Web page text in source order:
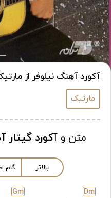
آکورد آهنگ نیلوفر از
مارتیک
متن و آکورد گیتار
بالاتر گام
Dm
Gm